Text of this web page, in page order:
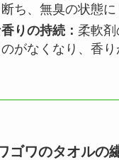
ち、無臭の状態に
りの持続： 柔軟剤
がなくなり、香
ゴワのタオルの